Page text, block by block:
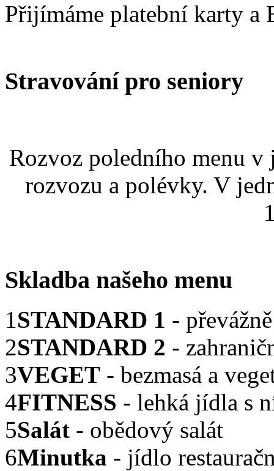
Přijímáme platební karty a
Stravování pro seniory
Rozvoz poledního menu
rozvozu a polévky. V
Skladba našeho menu
1STANDARD 1 -
2STANDARD 2 -
3VEGET - bezmasá a
4FITNESS - lehká jídla s
5Salát - obědový salát
6Minutka - jídlo